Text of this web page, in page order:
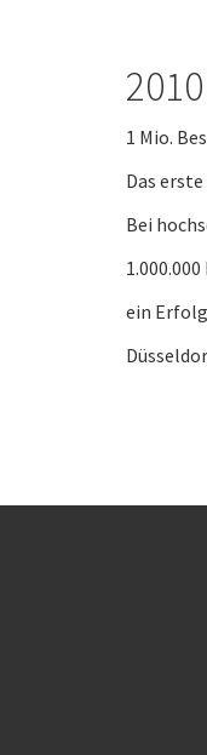
1 Mio.
Das
Bei
ein